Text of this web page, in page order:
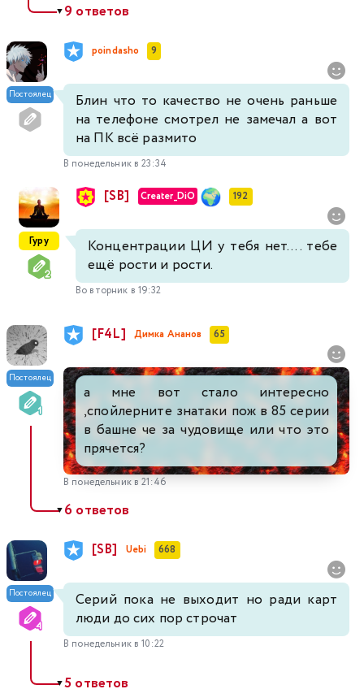
▼9 ответов
Постоялец
poindasho 9
Блин что то качество не очень раньше
на телефоне смотрел не замечал а вот
на ПК всё размито
В понедельник в 23:34
Гуру
[SB] Creater_DiO 192
Концентрации ЦИ у тебя нет.... тебе
ещё рости и рости.
Во вторник в 19:32
Постоялец
[F4L] Димка Ананов 65
а мне вот стало интересно
,спойлерните знатаки пож в 85 серии
в башне че за чудовище или что это
прячется?
В понедельник в 21:46
▼6 ответов
Постоялец
[SB] Uebi 668
Серий пока не выходит но ради карт
люди до сих пор строчат
В понедельник в 10:22
▼5 ответов